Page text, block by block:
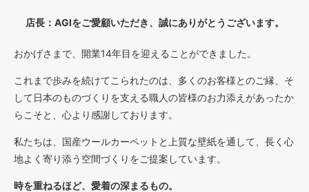
店長：AGIをご愛顧いただき、誠にありがとうございます。
おかげさまで、開業14年目を迎えることができました。
これまで歩みを続けてこられたのは、多くのお客様とのご縁、そ
して日本のものづくりを支える職人の皆様のお力添えがあったか
らこそと、心より感謝しております。
私たちは、国産ウールカーペットと上質な壁紙を通して、長く心
地よく寄り添う空間づくりをご提案しています。
時を重ねるほど、愛着の深まるもの。